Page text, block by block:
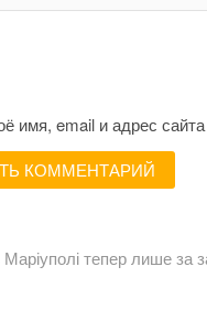
имя, email и адрес
тепер лише за